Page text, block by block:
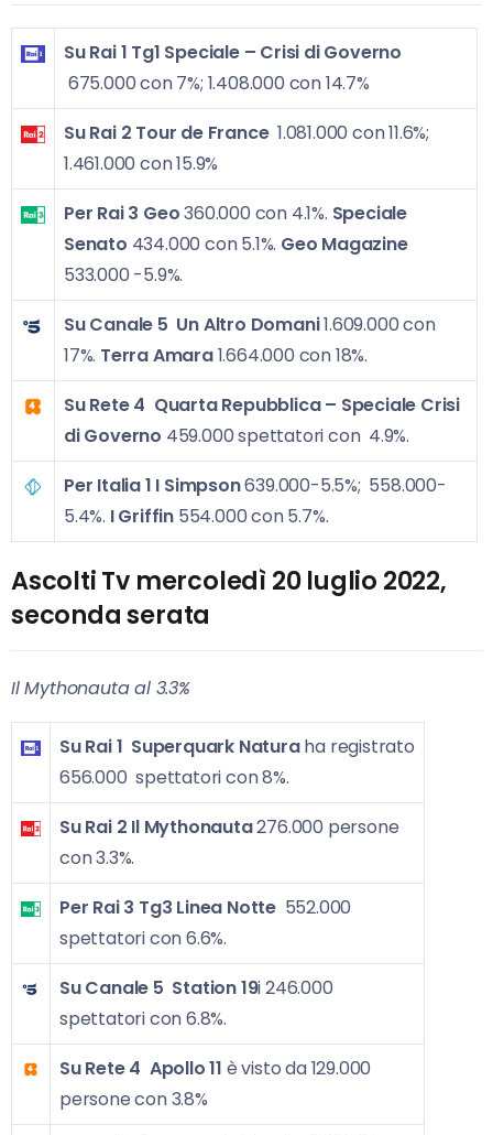
Su Rai 1 Tg1 Speciale – Crisi di Governo
675.000 con 7%; 1.408.000 con 14.7%
Su Rai 2 Tour de France 1.081.000 con 11.6%;
1.461.000 con 15.9%
Per Rai 3 Geo360.000 con 4.1%. Speciale
Senato 434.000 con 5.1%. Geo Magazine
533.000 -5.9%.
Su Canale 5 Un Altro Domani1.609.000 con
17%. Terra Amara1.664.000 con 18%.
Su Rete 4 Quarta Repubblica – Speciale Crisi
di Governo 459.000 spettatori con 4.9%.
Per Italia 1 I Simpson639.000-5.5%; 558.000-
5.4%. I Griffin 554.000 con 5.7%.
Ascolti Tv mercoledì 20 luglio 2022,
seconda serata
Il Mythonauta al 3.3%
Su Rai 1 Superquark Naturaha registrato
656.000 spettatori con 8%.
Su Rai 2 Il Mythonauta276.000 persone
con 3.3%.
Per Rai 3 Tg3 Linea Notte 552.000
spettatori con 6.6%.
Su Canale 5 Station 19i 246.000
spettatori con 6.8%.
Su Rete 4 Apollo 11 è visto da 129.000
persone con 3.8%